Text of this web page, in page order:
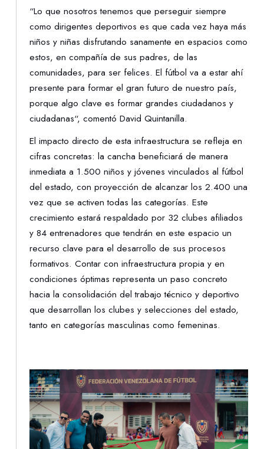
“Lo que nosotros tenemos que perseguir siempre
como dirigentes deportivos es que cada vez haya más
niños y niñas disfrutando sanamente en espacios como
estos, en compañía de sus padres, de las
comunidades, para ser felices. El fútbol va a estar ahí
presente para formar el gran futuro de nuestro país,
porque algo clave es formar grandes ciudadanos y
ciudadanas“, comentó David Quintanilla.
El impacto directo de esta infraestructura se refleja en
cifras concretas: la cancha beneficiará de manera
inmediata a 1.500 niños y jóvenes vinculados al fútbol
del estado, con proyección de alcanzar los 2.400 una
vez que se activen todas las categorías. Este
crecimiento estará respaldado por 32 clubes afiliados
y 84 entrenadores que tendrán en este espacio un
recurso clave para el desarrollo de sus procesos
formativos. Contar con infraestructura propia y en
condiciones óptimas representa un paso concreto
hacia la consolidación del trabajo técnico y deportivo
que desarrollan los clubes y selecciones del estado,
tanto en categorías masculinas como femeninas.